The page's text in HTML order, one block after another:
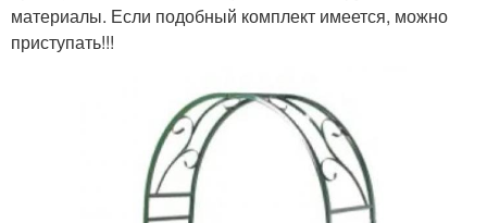
материалы. Если подобный комплект имеется, можно
приступать!!!